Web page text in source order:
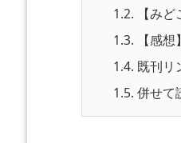
1.2. 【みど
1.3. 【感想】
1.4. 既刊リ
1.5. 併せて